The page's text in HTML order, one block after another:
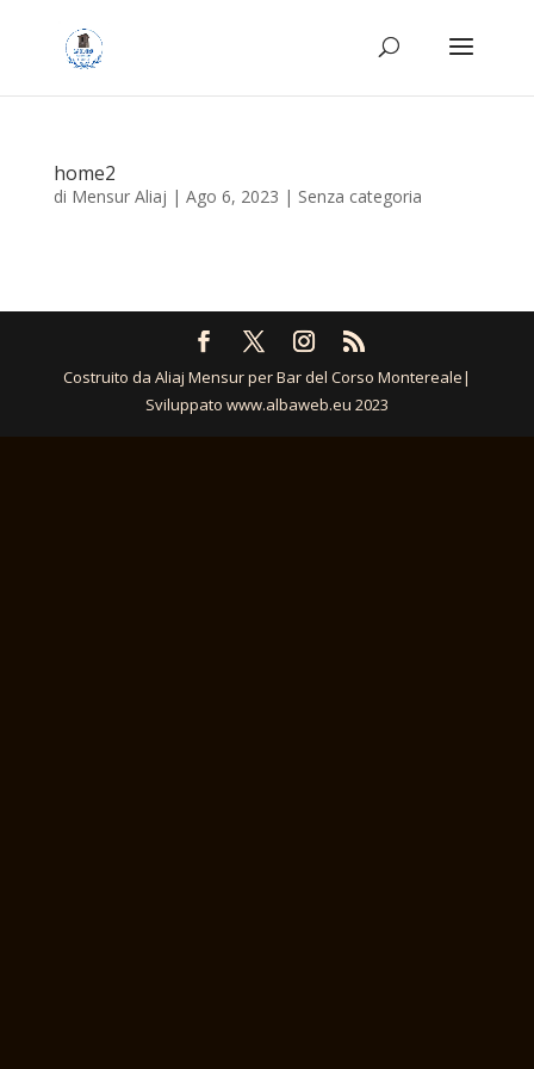
home2
di Mensur Aliaj | Ago 6, 2023 | Senza categoria
Costruito da Aliaj Mensur per Bar del Corso Montereale|
Sviluppato www.albaweb.eu 2023